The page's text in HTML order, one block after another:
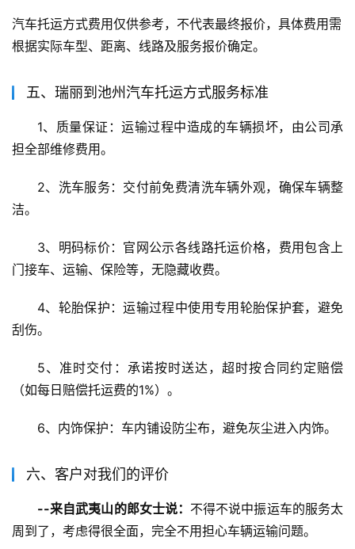
汽车托运方式费用仅供参考，不代表最终报价，具体费用需
根据实际车型、距离、线路及服务报价确定。
五、瑞丽到池州汽车托运方式服务标准
1、质量保证：运输过程中造成的车辆损坏，由公司承
担全部维修费用。
2、洗车服务：交付前免费清洗车辆外观，确保车辆整
洁。
3、明码标价：官网公示各线路托运价格，费用包含上
门接车、运输、保险等，无隐藏收费。
4、轮胎保护：运输过程中使用专用轮胎保护套，避免
刮伤。
5、准时交付：承诺按时送达，超时按合同约定赔偿
（如每日赔偿托运费的1%）。
6、内饰保护：车内铺设防尘布，避免灰尘进入内饰。
六、客户对我们的评价
--来自武夷山的郎女士说： 不得不说中振运车的服务太
周到了，考虑得很全面，完全不用担心车辆运输问题。